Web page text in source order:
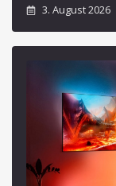
3. August 2026